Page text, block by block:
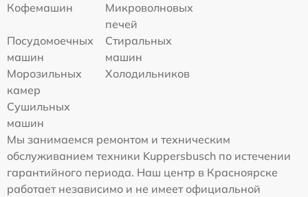
Кофемашин
Микроволновых
печей
Посудомоечных
машин
Стиральных
машин
Морозильных
камер
Холодильников
Сушильных
машин
Мы занимаемся ремонтом и техническим
обслуживанием техники Kuppersbusch по истечении
гарантийного периода. Наш центр в Красноярске
работает независимо и не имеет официальной